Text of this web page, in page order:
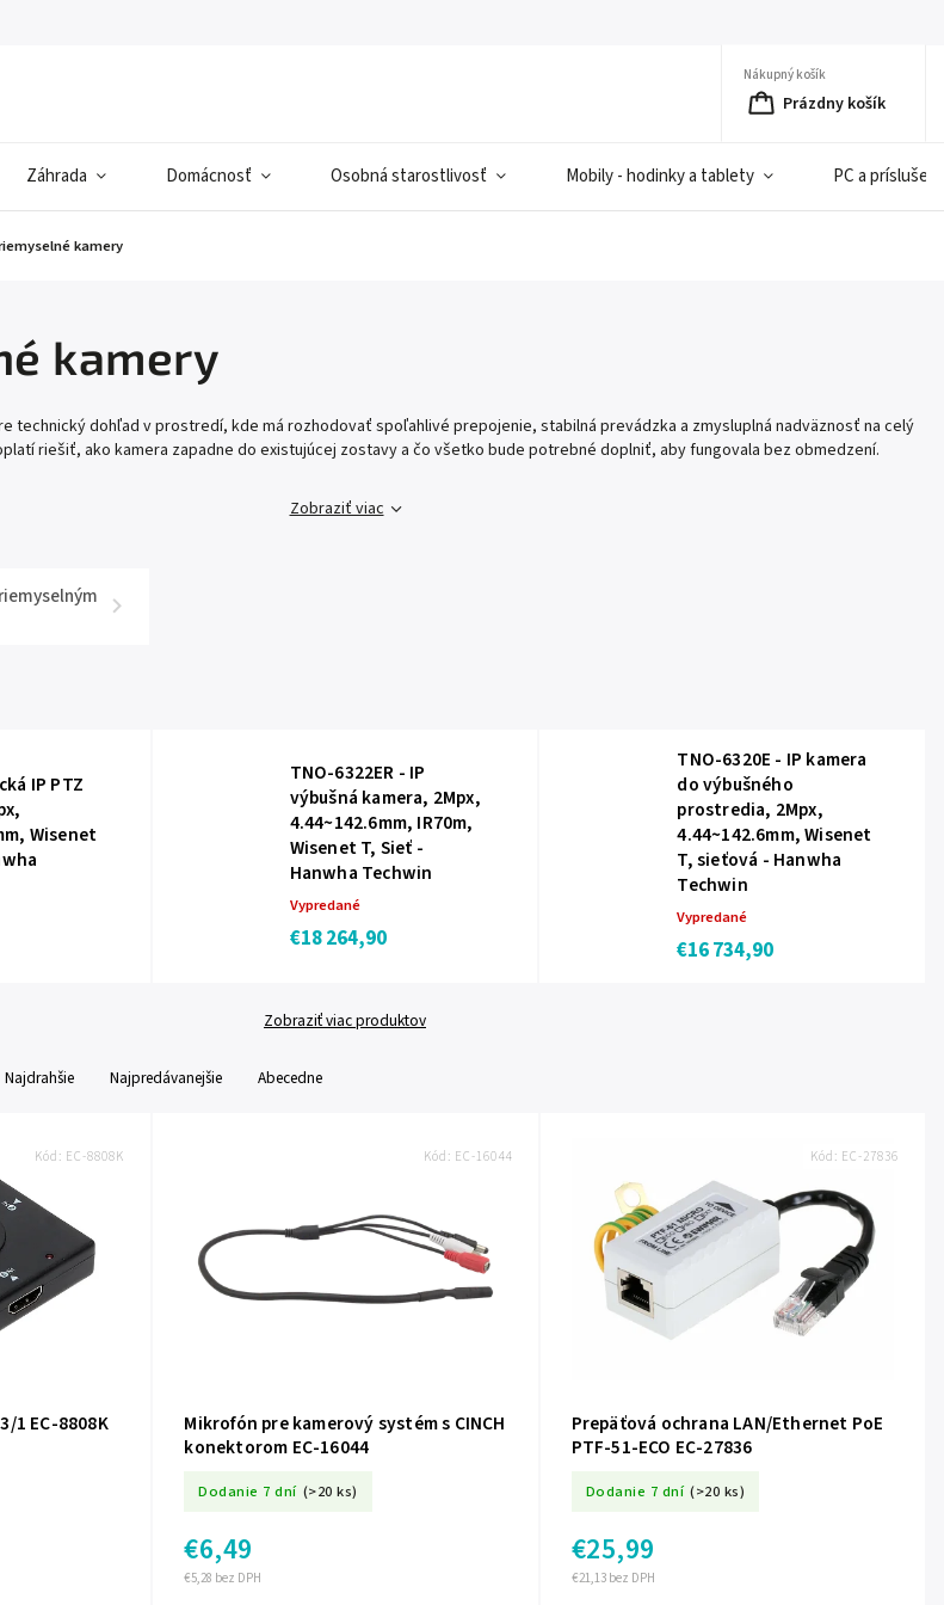
Nákupný košík
Prázdny košík
Záhrada Domácnosť Osobná starostlivosť Mobily - hodinky a tablety PC a
kamery
kamery
technický dohľad v prostredí, kde má rozhodovať spoľahlivé prepojenie, stabilná prevádzka a zmysluplná nadväznosť na celý
riešiť, ako kamera zapadne do existujúcej zostavy a čo všetko bude potrebné doplniť, aby fungovala bez obmedzení.
Zobraziť viac
IP PTZ
Wisenet
TNO-6322ER - IP
výbušná kamera, 2Mpx,
4.44~142.6mm, IR70m,
Wisenet T, Sieť -
Hanwha Techwin
Vypredané
€18 264,90
TNO-6320E - IP kamera
do výbušného
prostredia, 2Mpx,
4.44~142.6mm, Wisenet
T, sieťová - Hanwha
Techwin
Vypredané
€16 734,90
Zobraziť viac produktov
Najdrahšie Najpredávanejšie Abecedne
1 EC-8808K
Kód: EC-8808K
Mikrofón pre kamerový systém s CINCH
konektorom EC-16044
Dodanie 7 dní (>20 ks)
€5,28 bez DPH
€6,49
Kód: EC-16044
Prepäťová ochrana LAN/Ethernet PoE
PTF-51-ECO EC-27836
Dodanie 7 dní (>20 ks)
€21,13 bez DPH
€25,99
Kód: EC-27836